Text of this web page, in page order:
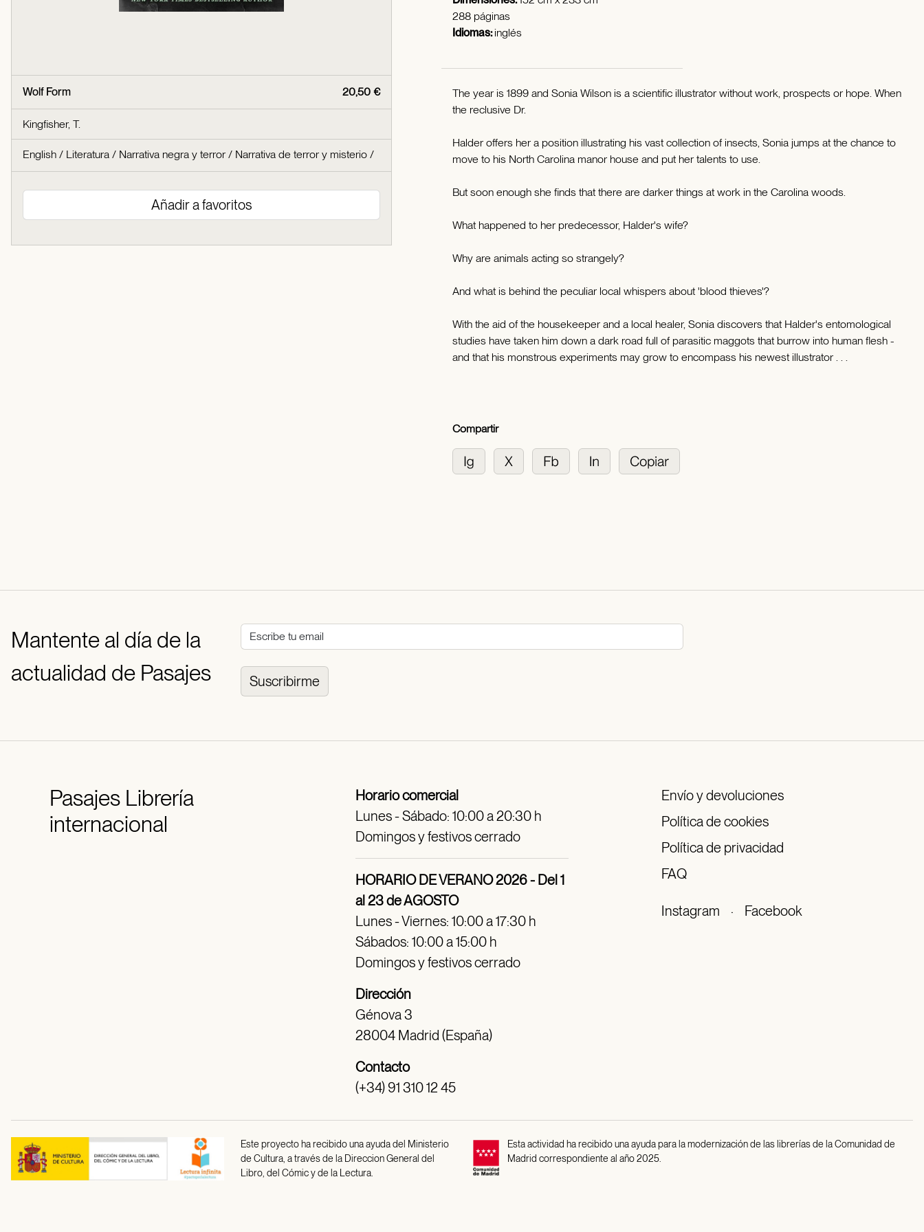
20,50 €
Wolf Form
Kingfisher, T.
English / Literatura / Narrativa negra y terror / Narrativa de terror y misterio /
Añadir a favoritos
288 páginas
Idiomas:inglés
The year is 1899 and Sonia Wilson is a scientific illustrator without work, prospects or hope. When
the reclusive Dr.
Halder offers her a position illustrating his vast collection of insects, Sonia jumps at the chance to
move to his North Carolina manor house and put her talents to use.
But soon enough she finds that there are darker things at work in the Carolina woods.
What happened to her predecessor, Halder's wife?
Why are animals acting so strangely?
And what is behind the peculiar local whispers about 'blood thieves'?
With the aid of the housekeeper and a local healer, Sonia discovers that Halder's entomological
studies have taken him down a dark road full of parasitic maggots that burrow into human flesh -
and that his monstrous experiments may grow to encompass his newest illustrator . . .
Compartir
Mantente al día de la
actualidad de Pasajes
Suscribirme
PasajesLibrería
internacional
Horario comercial
Lunes - Sábado: 10:00 a 20:30 h
Domingos y festivos cerrado
HORARIO DE VERANO 2026 - Del 1
al 23 de AGOSTO
Lunes - Viernes: 10:00 a 17:30 h
Sábados: 10:00 a 15:00 h
Domingos y festivos cerrado
Dirección
Génova 3
28004 Madrid (España)
Contacto
(+34) 91 310 12 45
Envío y devoluciones
Política de cookies
Política de privacidad
FAQ
Instagram · Facebook
Este proyecto ha recibido una ayuda del Ministerio
de Cultura, a través de la Direccion General del
Libro, del Cómic y de la Lectura.
Esta actividad ha recibido una ayuda para la modernización de las librerías de la Comunidad de
Madrid correspondiente al año 2025.